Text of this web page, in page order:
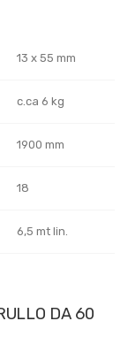
13 x 55 mm
c.ca 6 kg
1900 mm
18
6,5 mt lin.
DA 60